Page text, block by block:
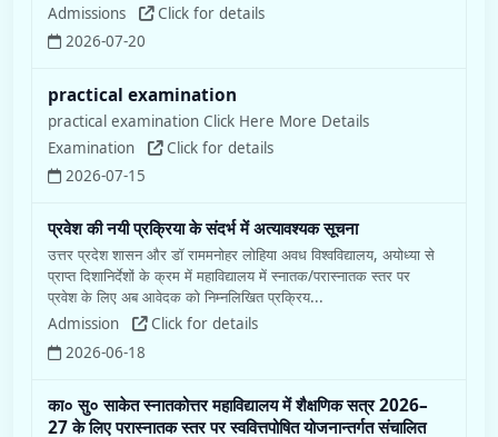
Admissions
Click for details
2026-07-20
practical examination
practical examination Click Here More Details
Examination
Click for details
2026-07-15
प्रवेश की नयी प्रक्रिया के संदर्भ में अत्यावश्यक सूचना
उत्तर प्रदेश शासन और डॉ राममनोहर लोहिया अवध विश्वविद्यालय, अयोध्या से
प्राप्त दिशानिर्देशों के क्रम में महाविद्यालय में स्नातक/परास्नातक स्तर पर
प्रवेश के लिए अब आवेदक को निम्नलिखित प्रक्रिय...
Admission
Click for details
2026-06-18
का० सु० साकेत स्नातकोत्तर महाविद्यालय में शैक्षणिक सत्र 2026–
27 के लिए परास्नातक स्तर पर स्ववित्तपोषित योजनान्तर्गत संचालित